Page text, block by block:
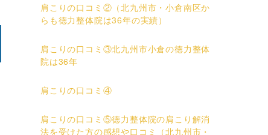
肩こりの口コミ②（北九州市・小倉南区か
らも徳力整体院は36年の実績）
肩こりの口コミ③北九州市小倉の徳力整体
院は36年
肩こりの口コミ④
肩こりの口コミ⑤徳力整体院の肩こり解消
法を受けた方の感想や口コミ（北九州市・